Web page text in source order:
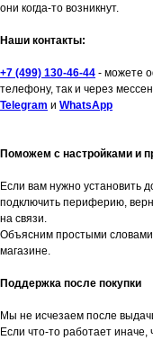
они когда-то возникнут.
Наши контакты:
+7 (499) 130-46-44 - можете
телефону, так и через
Telegram и WhatsApp
Поможем с настройками и
Если вам нужно установить
подключить периферию,
на связи.
Объясним простыми
магазине.
Поддержка после покупки
Мы не исчезаем после
Если что-то работает